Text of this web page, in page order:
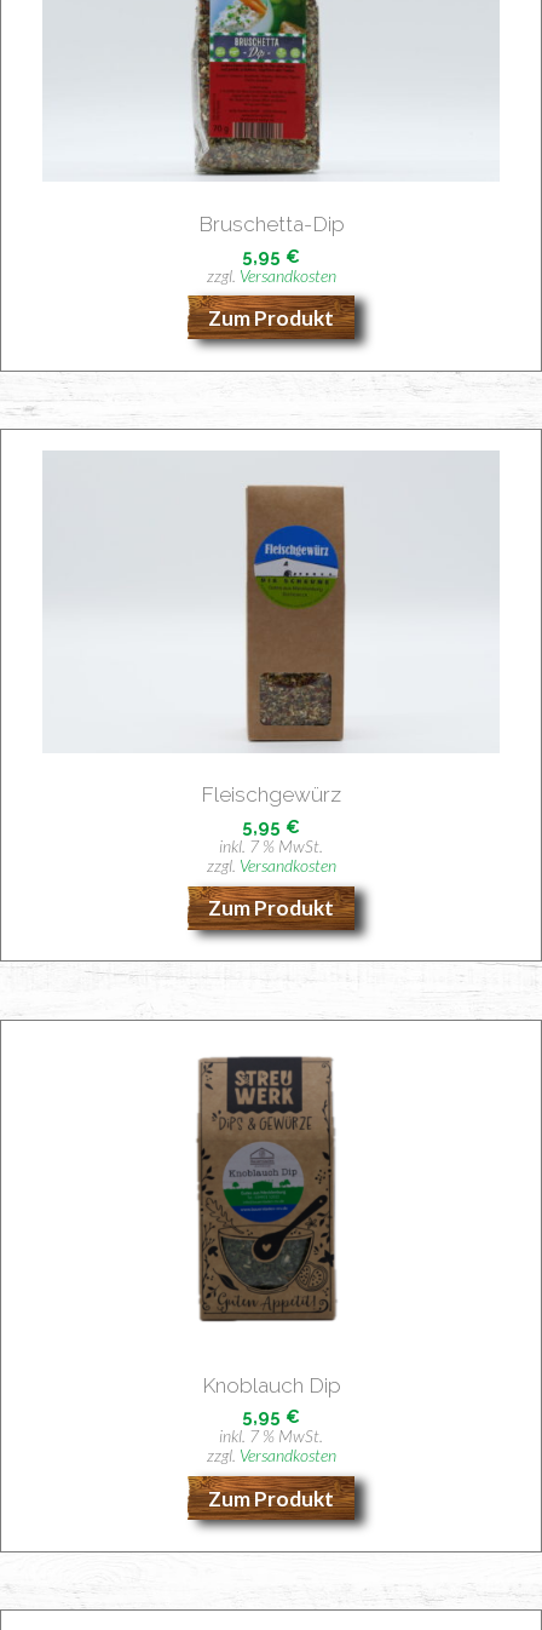
Bruschet­ta-Dip
5,95 €
zzgl. Versandkosten
Zum Produkt
Fleisch­ge­würz
5,95 €
inkl. 7 % MwSt.
zzgl. Versandkosten
Zum Produkt
Knob­lauch Dip
5,95 €
inkl. 7 % MwSt.
zzgl. Versandkosten
Zum Produkt